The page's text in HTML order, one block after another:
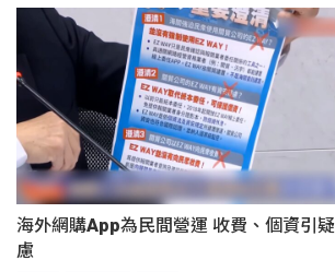
海外網購App為民間營運 收費、個資引疑
慮